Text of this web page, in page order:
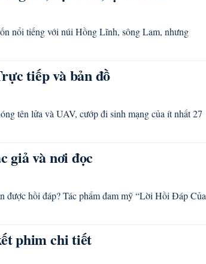
nổi tiếng với núi Hồng Lĩnh, sông Lam, nhưng
tiếp và bản đồ
tên lửa và UAV, cướp đi sinh mạng của ít nhất 27
giả và nơi đọc
được hồi đáp? Tác phẩm đam mỹ “Lời Hồi Đáp Của
phim chi tiết